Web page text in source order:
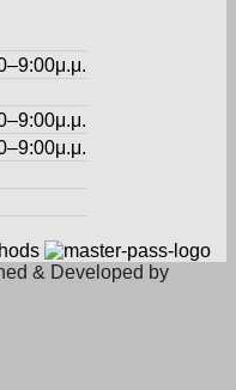
& Developed by